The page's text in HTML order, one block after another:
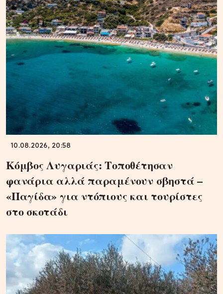
10.08.2026, 20:58
Κόμβος Λυγαριάς: Τοποθέτησαν
φανάρια αλλά παραμένουν σβηστά –
«Παγίδα» για ντόπιους και τουρίστες
στο σκοτάδι